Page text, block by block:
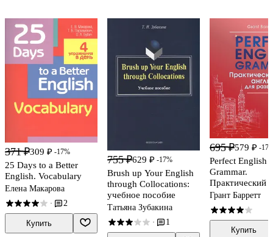
371 ₽309 ₽ -17%
25 Days to a Better
English. Vocabulary
Елена Макарова
· 2
Купить
755 ₽629 ₽ -17%
Brush up Your English
through Collocations:
учебное пособие
Татьяна Зубакина
· 1
695 ₽579 ₽ -
Perfect English
Grammar.
Практический
английского для
развития речи
Грант Барретт
Купить